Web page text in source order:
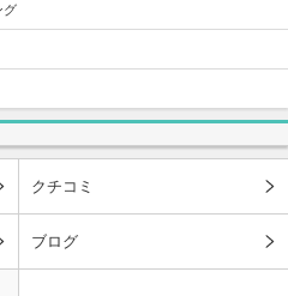
グ
クチコミ
ブログ